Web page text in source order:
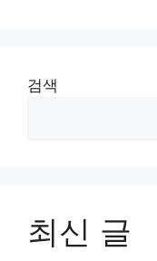
검색
최신 글